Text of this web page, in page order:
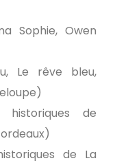
Sophie, Owen
Le rêve bleu,
historiques de
de La